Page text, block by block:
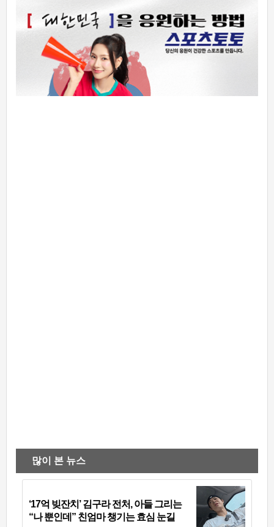
많이 본 뉴스
‘17억 빚잔치’ 김구라 전처, 아들 그리는
“나 뿐인데” 친엄마 챙기는 효심 눈길